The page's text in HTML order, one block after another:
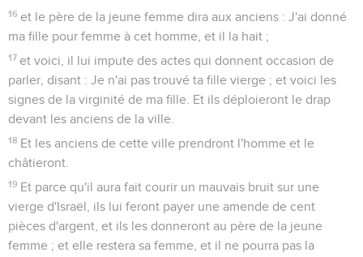
16 et le père de la jeune femme dira aux anciens : J'ai donné
ma fille pour femme à cet homme, et il la hait ;
17 et voici, il lui impute des actes qui donnent occasion de
parler, disant : Je n'ai pas trouvé ta fille vierge ; et voici les
signes de la virginité de ma fille. Et ils déploieront le drap
devant les anciens de la ville.
18 Et les anciens de cette ville prendront l'homme et le
châtieront.
19 Et parce qu'il aura fait courir un mauvais bruit sur une
vierge d'Israël, ils lui feront payer une amende de cent
pièces d'argent, et ils les donneront au père de la jeune
femme ; et elle restera sa femme, et il ne pourra pas la